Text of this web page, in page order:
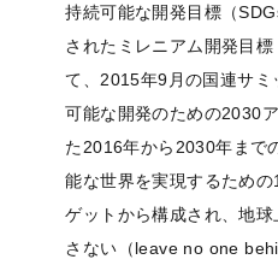
持続可能な開発目標（
されたミレニアム開発目
て、2015年9月の国連サ
可能な開発のための2030
た2016年から2030年まで
能な世界を実現するため
ゲットから構成され、地
さない（leave no one